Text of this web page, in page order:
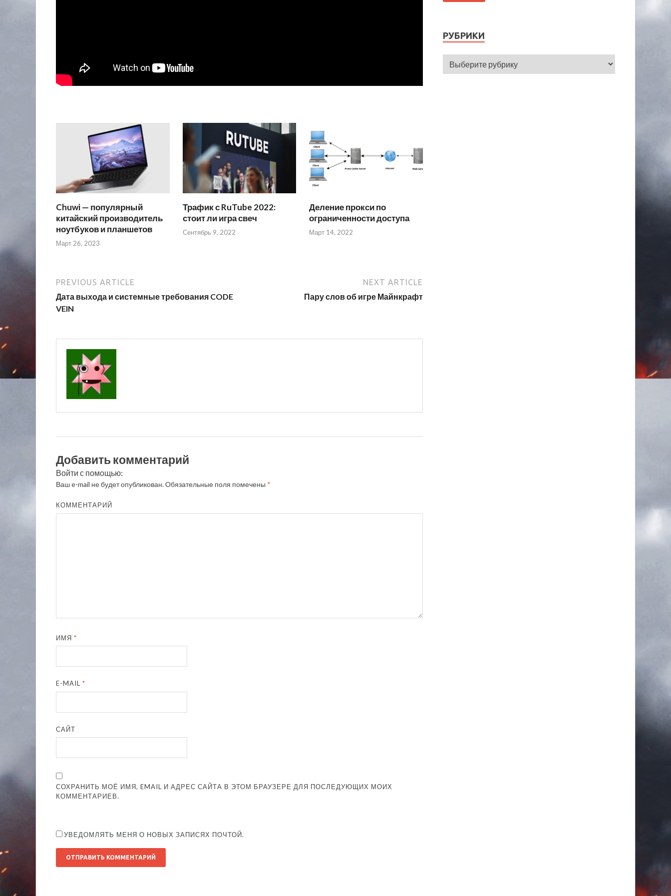
Chuwi — популярный
китайский производитель
ноутбуков и планшетов
Март 26, 2023
Трафик с RuTube 2022:
стоит ли игра свеч
Сентябрь 9, 2022
Деление прокси по
ограниченности доступа
Март 14, 2022
PREVIOUS ARTICLE
Дата выхода и системные требования CODE
VEIN
NEXT ARTICLE
Пару слов об игре Майнкрафт
Добавить комментарий
Войти с помощью:
Ваш e-mail не будет опубликован.Обязательные поля помечены *
КОММЕНТАРИЙ
ИМЯ*
E-MAIL*
САЙТ
СОХРАНИТЬ МОЁ ИМЯ, EMAIL И АДРЕС САЙТА В ЭТОМ БРАУЗЕРЕ ДЛЯ ПОСЛЕДУЮЩИХ МОИХ
КОММЕНТАРИЕВ.
УВЕДОМЛЯТЬ МЕНЯ О НОВЫХ ЗАПИСЯХ ПОЧТОЙ.
РУБРИКИ